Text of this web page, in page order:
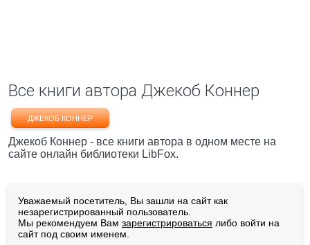
Все книги автора Джекоб Коннер
ДЖЕКОБ КОННЕР
Джекоб Коннер - все книги автора в одном месте на
сайте онлайн библиотеки LibFox.
Уважаемый посетитель, Вы зашли на сайт как
незарегистрированный пользователь.
Мы рекомендуем Вам зарегистрироваться либо войти на
сайт под своим именем.